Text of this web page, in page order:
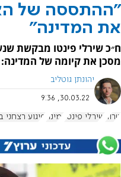
"ההתססה של
את המדינה"
ח״כ שירלי פינטו מבקשת
מסכן את קיומה של המדינה:
יהונתן גוטליב
30.03.22, 9:36
טרור שירלי פינטו ימינה פיגוע